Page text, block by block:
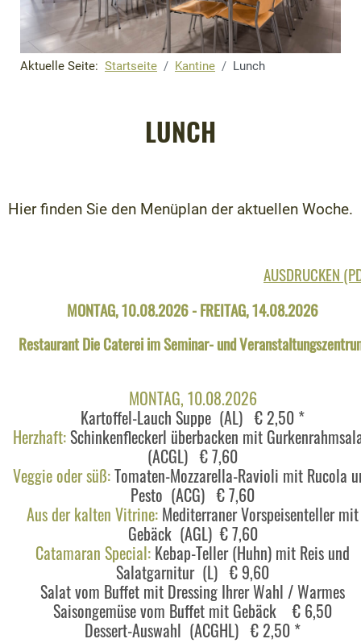
Aktuelle Seite: Startseite Kantine Lunch
LUNCH
Hier finden Sie den Menüplan der aktuellen Woche.
AUSDRUCKEN
MONTAG, 10.08.2026 - FREITAG, 14.08.2026
Restaurant Die Caterei im Seminar- und
MONTAG, 10.08.2026
Kartoffel-Lauch Suppe (AL) € 2,50 *
Herzhaft:Schinkenfleckerl überbacken mit
(ACGL) € 7,60
Veggie oder süß:Tomaten-Mozzarella-Ravioli mit Rucola
Pesto (ACG) € 7,60
Aus der kalten Vitrine: Mediterraner Vorspeisenteller mit
Gebäck (AGL) € 7,60
Catamaran Special: Kebap-Teller (Huhn) mit Reis und
Salatgarnitur (L) € 9,60
Salat vom Buffet mit Dressing Ihrer Wahl / Warmes
Saisongemüse vom Buffet mit Gebäck € 6,50
Dessert-Auswahl (ACGHL) € 2,50 *